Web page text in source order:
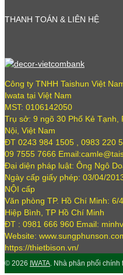
THANH TOÁN & LIÊN HỆ
Công ty TNHH Taishun Việt
Iwata tại Việt Nam
MST: 0106142050
Trụ sở: 9 ngõ 30 Phố Kẻ
Nội, Việt Nam
ĐT 0243 984 1505 , 0983 220
09 7555 7666
Đại diện pháp luật: Ông Ngô
Ngày cấp giấy phép: 03/04/
NỘI cấp
Văn phòng TP. Hồ Chí Minh:
Hiệp Bình, TP Hồ Chí Minh
ĐT : 0981 666 960 Email:
Website:
https://thietbison.vn/
© 2026 IWATA. Nhà phân phối chính